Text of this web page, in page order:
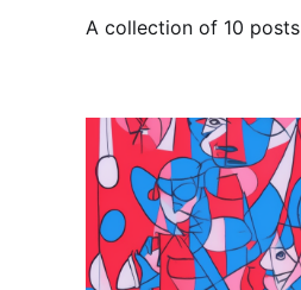
A collection of 10 posts